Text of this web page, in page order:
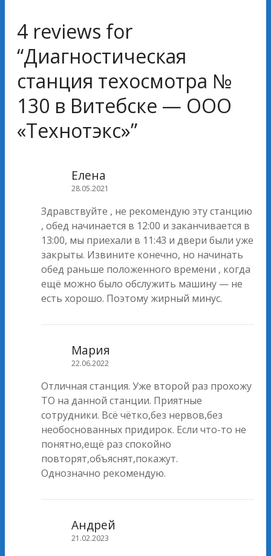
4 reviews for
“Диагностическая
станция техосмотра №
130 в Витебске — ООО
«Технотэкс»”
Елена
28.05.2021
Здравствуйте , не рекомендую эту станцию
, обед начинается в 12:00 и заканчивается в
13:00, мы приехали в 11:43 и двери были уже
закрыты. Извините конечно, но начинать
обед раньше положенного времени , когда
ещё можно было обслужить машину — не
есть хорошо. Поэтому жирный минус.
Мария
22.06.2022
Отличная станция. Уже второй раз прохожу
ТО на данной станции. Приятные
сотрудники. Всё чётко,без нервов,без
необоснованных придирок. Если что-то не
понятно,ещё раз спокойно
повторят,объяснят,покажут.
Однозначно рекомендую.
Андрей
21.02.2023